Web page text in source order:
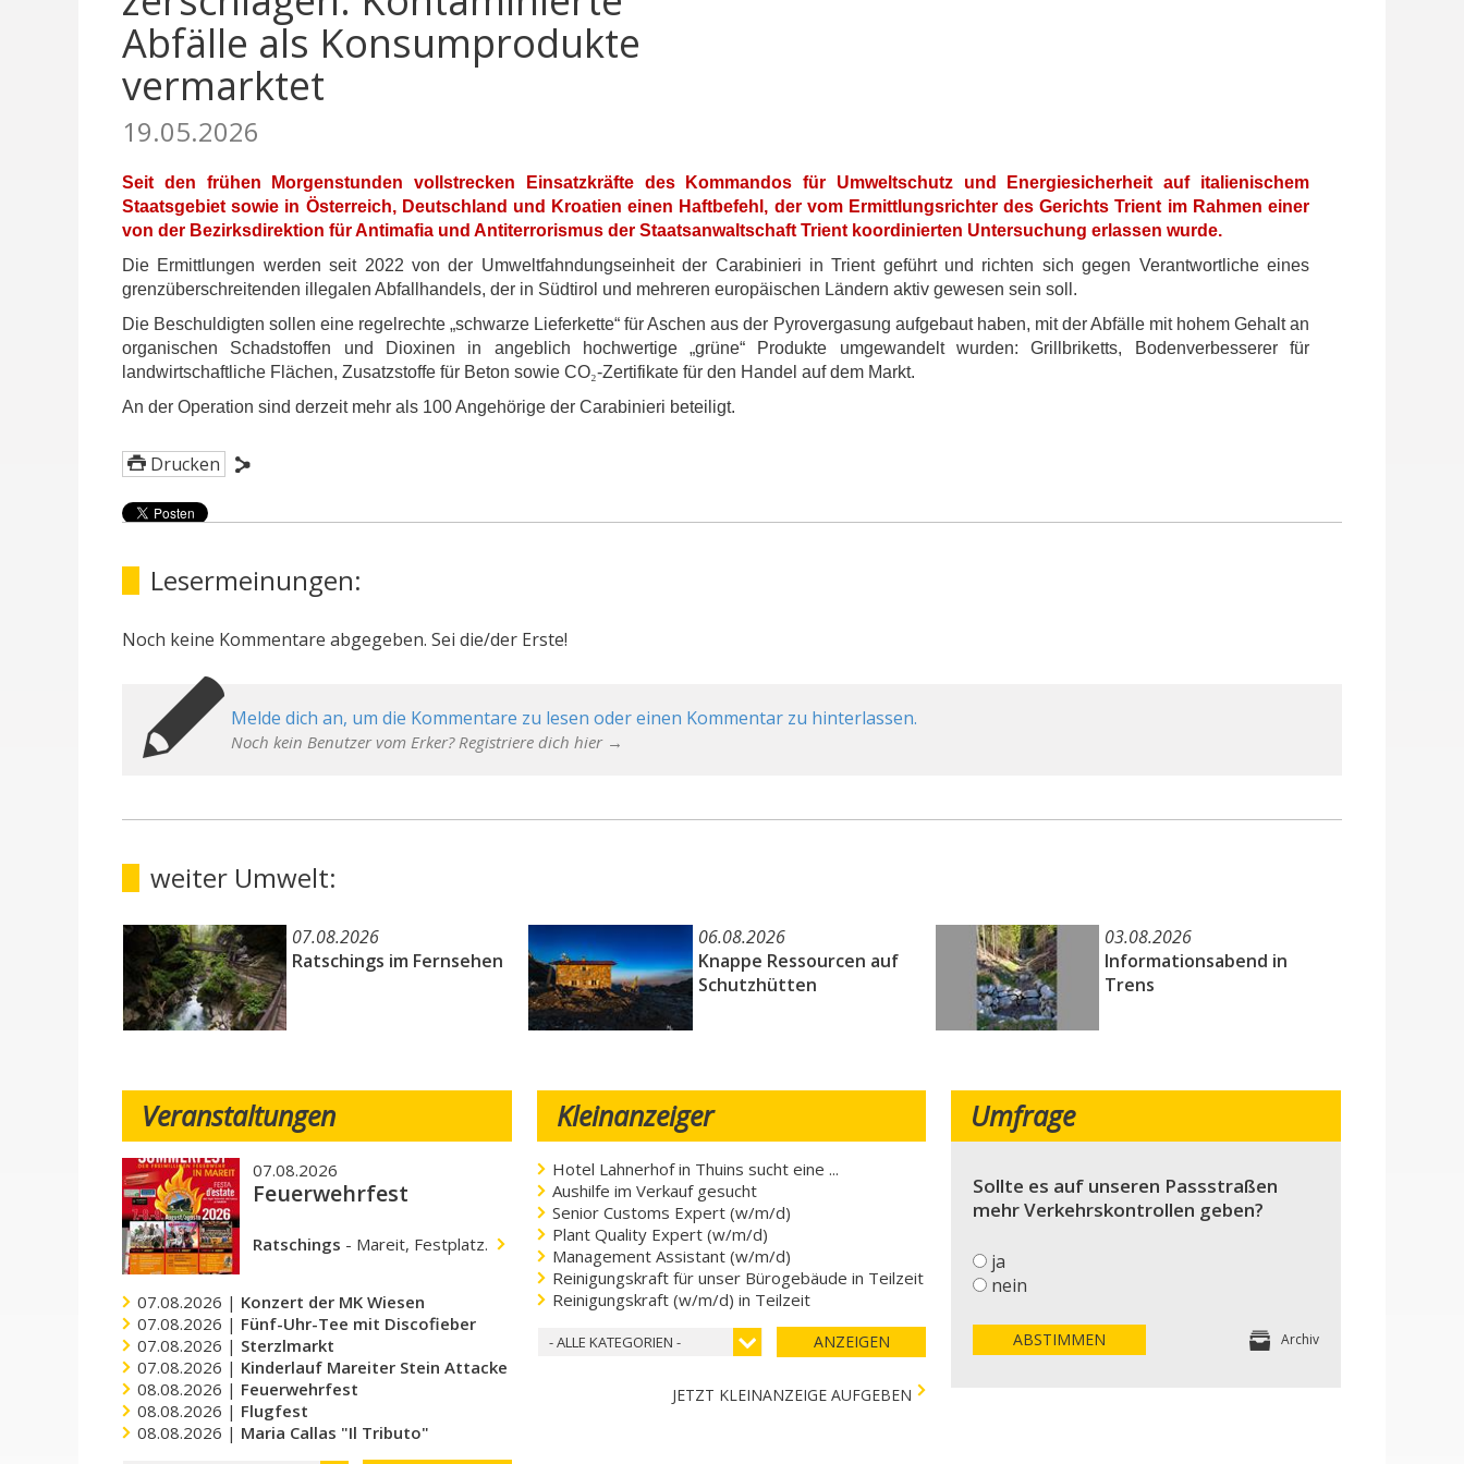
Abfälle als Konsumprodukte
vermarktet
19.05.2026
Seit den frühen Morgenstunden vollstrecken Einsatzkräfte des Kommandos für Umweltschutz und Energiesicherheit auf italienischem
Staatsgebiet sowie in Österreich, Deutschland und Kroatien einen Haftbefehl, der vom Ermittlungsrichter des Gerichts Trient im Rahmen einer
von der Bezirksdirektion für Antimafia und Antiterrorismus der Staatsanwaltschaft Trient koordinierten Untersuchung erlassen wurde.
Die Ermittlungen werden seit 2022 von der Umweltfahndungseinheit der Carabinieri in Trient geführt und richten sich gegen Verantwortliche eines
grenzüberschreitenden illegalen Abfallhandels, der in Südtirol und mehreren europäischen Ländern aktiv gewesen sein soll.
Die Beschuldigten sollen eine regelrechte „schwarze Lieferkette“ für Aschen aus der Pyrovergasung aufgebaut haben, mit der Abfälle mit hohem Gehalt an
organischen Schadstoffen und Dioxinen in angeblich hochwertige „grüne“ Produkte umgewandelt wurden: Grillbriketts, Bodenverbesserer für
landwirtschaftliche Flächen, Zusatzstoffe für Beton sowie CO₂-Zertifikate für den Handel auf dem Markt.
An der Operation sind derzeit mehr als 100 Angehörige der Carabinieri beteiligt.
Drucken
Lesermeinungen:
Noch keine Kommentare abgegeben. Sei die/der Erste!
Melde dich an, um die Kommentare zu lesen oder einen Kommentar zu hinterlassen.
Noch kein Benutzer vom Erker? Registriere dich hier →
weiter Umwelt:
07.08.2026
Ratschings im Fernsehen
06.08.2026
Knappe Ressourcen auf
Schutzhütten
03.08.2026
Informationsabend in
Trens
Veranstaltungen
07.08.2026
Feuerwehrfest
Ratschings - Mareit, Festplatz.
07.08.2026 | Konzert der MK Wiesen
07.08.2026 | Fünf-Uhr-Tee mit Discofieber
07.08.2026 | Sterzlmarkt
07.08.2026 | Kinderlauf Mareiter Stein Attacke
08.08.2026 | Feuerwehrfest
08.08.2026 | Flugfest
08.08.2026 | Maria Callas "Il Tributo"
Kleinanzeiger
Hotel Lahnerhof in Thuins sucht eine ...
Aushilfe im Verkauf gesucht
Senior Customs Expert (w/m/d)
Plant Quality Expert (w/m/d)
Management Assistant (w/m/d)
Reinigungskraft für unser Bürogebäude in Teilzeit
Reinigungskraft (w/m/d) in Teilzeit
- ALLE KATEGORIEN - ANZEIGEN
JETZT KLEINANZEIGE AUFGEBEN
Umfrage
Sollte es auf unseren Passstraßen
mehr Verkehrskontrollen geben?
ja
nein
ABSTIMMEN Archiv